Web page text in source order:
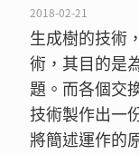
2018-02-21
生成樹的技術
術，其目的是
題。而各個交
技術製作出一
將簡述運作的